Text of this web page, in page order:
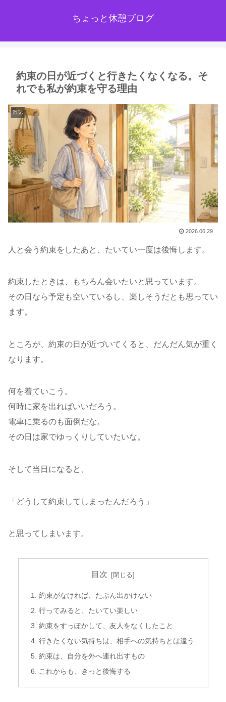
ちょっと休憩ブログ
約束の日が近づくと行きたくなくなる。そ
れでも私が約束を守る理由
雑記
2026.06.29
人と会う約束をしたあと、たいてい一度は後悔します。
約束したときは、もちろん会いたいと思っています。
その日なら予定も空いているし、楽しそうだとも思ってい
ます。
ところが、約束の日が近づいてくると、だんだん気が重く
なります。
何を着ていこう。
何時に家を出ればいいだろう。
電車に乗るのも面倒だな。
その日は家でゆっくりしていたいな。
そして当日になると、
「どうして約束してしまったんだろう」
と思ってしまいます。
目次
約束がなければ、たぶん出かけない
行ってみると、たいてい楽しい
約束をすっぽかして、友人をなくしたこと
行きたくない気持ちは、相手への気持ちとは違う
約束は、自分を外へ連れ出すもの
これからも、きっと後悔する